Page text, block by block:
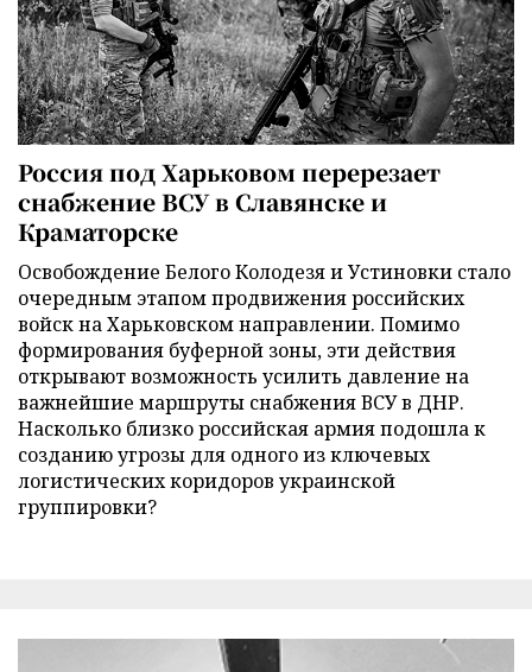
Россия под Харьковом перерезает
снабжение ВСУ в Славянске и
Краматорске
Освобождение Белого Колодезя и Устиновки стало
очередным этапом продвижения российских
войск на Харьковском направлении. Помимо
формирования буферной зоны, эти действия
открывают возможность усилить давление на
важнейшие маршруты снабжения ВСУ в ДНР.
Насколько близко российская армия подошла к
созданию угрозы для одного из ключевых
логистических коридоров украинской
группировки?